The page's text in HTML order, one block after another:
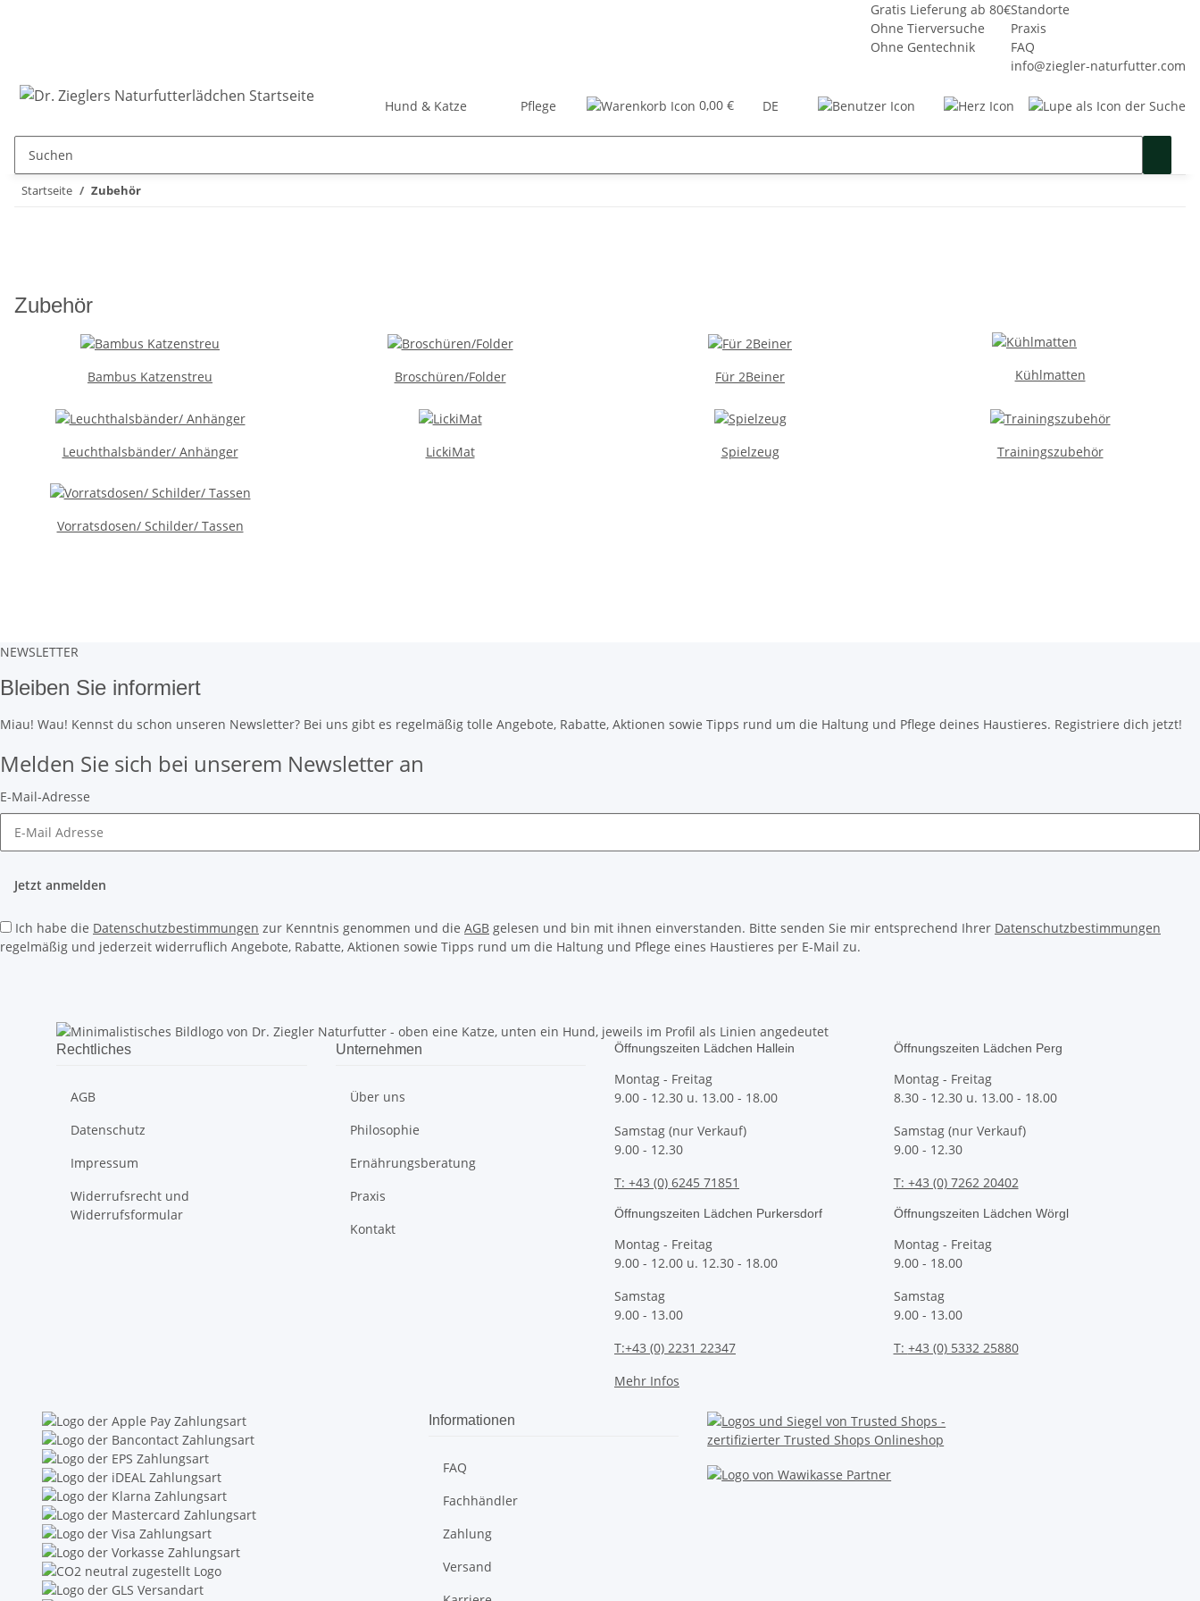
Gratis Lieferung ab 80€
Ohne Tierversuche
Ohne Gentechnik
Standorte
Praxis
FAQ
info@ziegler-naturfutter.com
0,00 € DE
Hund & Katze Pflege Zubehör Bücher Seminare Gutschein SALE %
Startseite Zubehör
Zubehör
Bambus Katzenstreu Broschüren/Folder Für 2Beiner Kühlmatten
Leuchthalsbänder/ Anhänger LickiMat Spielzeug Trainingszubehör
Vorratsdosen/ Schilder/ Tassen
NEWSLETTER
Bleiben Sie informiert
Miau! Wau! Kennst du schon unseren Newsletter? Bei uns gibt es regelmäßig tolle Angebote, Rabatte, Aktionen sowie Tipps rund um die Haltung und Pflege deines Haustieres. Registriere dich jetzt!
Melden Sie sich bei unserem Newsletter an
E-Mail-Adresse
Jetzt anmelden
Ich habe die Datenschutzbestimmungen zur Kenntnis genommen und die AGB gelesen und bin mit ihnen einverstanden. Bitte senden Sie mir entsprechend Ihrer Datenschutzbestimmungen
regelmäßig und jederzeit widerruflich Angebote, Rabatte, Aktionen sowie Tipps rund um die Haltung und Pflege eines Haustieres per E-Mail zu.
Rechtliches
AGB
Datenschutz
Impressum
Widerrufsrecht und
Widerrufsformular
Unternehmen
Über uns
Philosophie
Ernährungsberatung
Praxis
Kontakt
Öffnungszeiten Lädchen Hallein
Montag - Freitag
9.00 - 12.30 u. 13.00 - 18.00
Samstag (nur Verkauf)
9.00 - 12.30
T: +43 (0) 6245 71851
Öffnungszeiten Lädchen Purkersdorf
Montag - Freitag
9.00 - 12.00 u. 12.30 - 18.00
Samstag
9.00 - 13.00
T:+43 (0) 2231 22347
Mehr Infos
Öffnungszeiten Lädchen Perg
Montag - Freitag
8.30 - 12.30 u. 13.00 - 18.00
Samstag (nur Verkauf)
9.00 - 12.30
T: +43 (0) 7262 20402
Öffnungszeiten Lädchen Wörgl
Montag - Freitag
9.00 - 18.00
Samstag
9.00 - 13.00
T: +43 (0) 5332 25880
Informationen
FAQ
Fachhändler
Zahlung
Versand